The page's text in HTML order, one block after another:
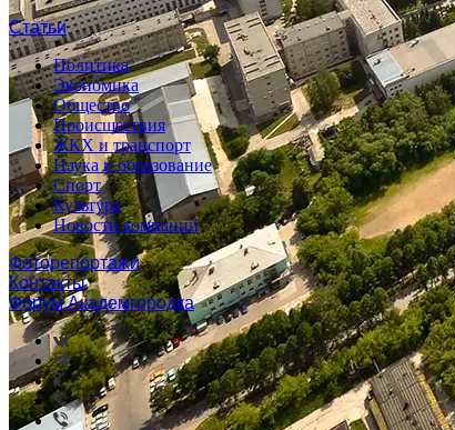
Статьи
Политика
Экономика
Общество
Происшествия
ЖКХ и транспорт
Наука и образование
Спорт
Культура
Новости компаний
Фоторепортажи
Контакты
Форум Академгородка